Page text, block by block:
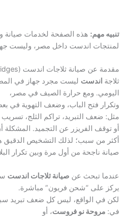
تنبيه مهم: هذه الصفحة لخدمات صيانة
لمنتجات اندست داخل مصر، وليست جهة
مقدمة عن صيانة ثلاجات اندست (Indesit Fridges) في مصر
ثلاجة اندست ليست مجرد جهاز في
اليومي. ومع حرارة الصيف في مصر،
وتكرار فتح الباب، وضعف التهوية في
مثل: ضعف التبريد، تراكم الثلج،
أو توقف الفريزر عن التجميد.
أكثر من سبب؛ لذلك التشخيص الدقيق
صيانة ناجحة من أول مرة وبين تكرار
عندما تبحث عن صيانة ثلاجات اندست
يركز على “شحن فريون” مباشرة.
لكن في الواقع، ليس كل ضعف تبريد
في: مروحة نو فروست، أو